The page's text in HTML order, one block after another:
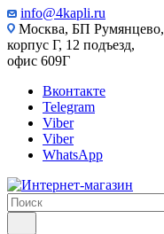
info@4kapli.ru
Москва, БП Румянцево,
корпус Г, 12 подъезд,
офис 609Г
Вконтакте
Telegram
Viber
Viber
WhatsApp